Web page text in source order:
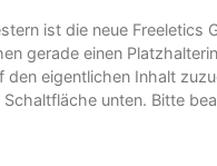
ist die neue Freeletics
gerade einen
den eigentlichen Inhalt
Schaltfläche unten. Bitte